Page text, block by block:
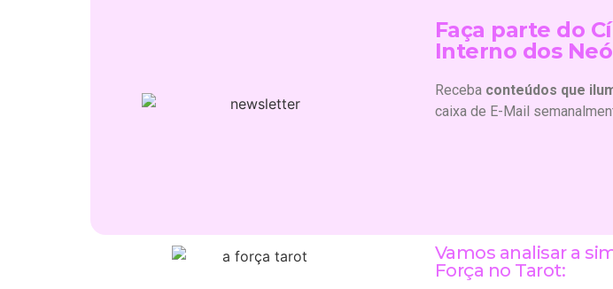
Faça parte do
Interno dos
Receba conteúdos que
caixa de E-Mail
Vamos analisar a
Força no Tarot: